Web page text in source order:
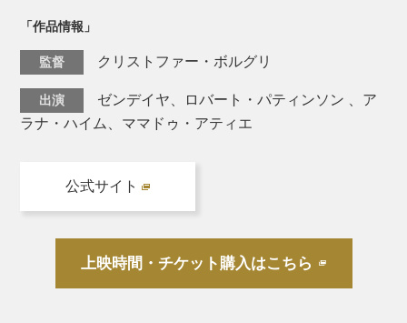
「作品情報」
監督 クリストファー・ボルグリ
出演
ゼンデイヤ、ロバート・パティンソン 、ア
ラナ・ハイム、ママドゥ・アティエ
公式サイト
上映時間・チケット購入はこちら